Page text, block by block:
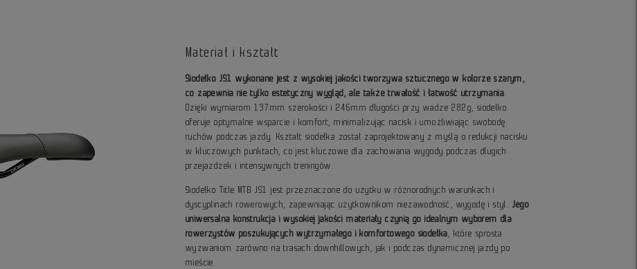
Materiał i kształt
Siodełko JS1 wykonane jest z wysokiej jakości tworzywa sztucznego w kolorze szarym,
co zapewnia nie tylko estetyczny wygląd, ale także trwałość i łatwość utrzymania.
Dzięki wymiarom 137mm szerokości i 246mm długości przy wadze 282g, siodełko
oferuje optymalne wsparcie i komfort, minimalizując nacisk i umożliwiając swobodę
ruchów podczas jazdy. Kształt siodełka został zaprojektowany z myślą o redukcji nacisku
w kluczowych punktach, co jest kluczowe dla zachowania wygody podczas długich
przejażdżek i intensywnych treningów.
Siodełko Title MTB JS1 jest przeznaczone do użytku w różnorodnych warunkach i
dyscyplinach rowerowych, zapewniając użytkownikom niezawodność, wygodę i styl. Jego
uniwersalna konstrukcja i wysokiej jakości materiały czynią go idealnym wyborem dla
rowerzystów poszukujących wytrzymałego i komfortowego siodełka, które sprosta
wyzwaniom zarówno na trasach downhillowych, jak i podczas dynamicznej jazdy po
mieście.